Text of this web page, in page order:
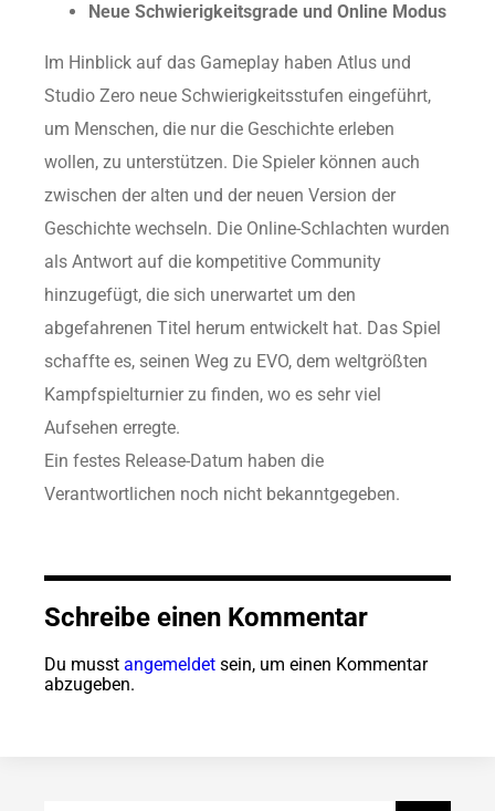
Neue Schwierigkeitsgrade und Online Modus
Im Hinblick auf das Gameplay haben Atlus und
Studio Zero neue Schwierigkeitsstufen eingeführt,
um Menschen, die nur die Geschichte erleben
wollen, zu unterstützen. Die Spieler können auch
zwischen der alten und der neuen Version der
Geschichte wechseln. Die Online-Schlachten wurden
als Antwort auf die kompetitive Community
hinzugefügt, die sich unerwartet um den
abgefahrenen Titel herum entwickelt hat. Das Spiel
schaffte es, seinen Weg zu EVO, dem weltgrößten
Kampfspielturnier zu finden, wo es sehr viel
Aufsehen erregte.
Ein festes Release-Datum haben die
Verantwortlichen noch nicht bekanntgegeben.
Schreibe einen Kommentar
Du musst angemeldet sein, um einen Kommentar
abzugeben.